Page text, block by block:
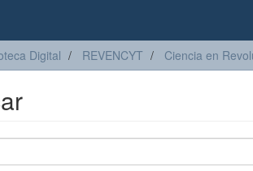
Digital REVENCYT Ciencia en